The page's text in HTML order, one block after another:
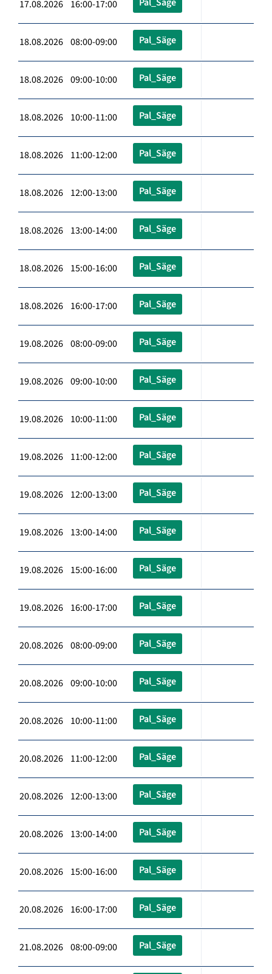
17.08.2026 16:00-17:00
18.08.2026 08:00-09:00 Pal_Säge
18.08.2026 09:00-10:00 Pal_Säge
18.08.2026 10:00-11:00 Pal_Säge
18.08.2026 11:00-12:00 Pal_Säge
18.08.2026 12:00-13:00 Pal_Säge
18.08.2026 13:00-14:00 Pal_Säge
18.08.2026 15:00-16:00 Pal_Säge
18.08.2026 16:00-17:00 Pal_Säge
19.08.2026 08:00-09:00 Pal_Säge
19.08.2026 09:00-10:00 Pal_Säge
19.08.2026 10:00-11:00 Pal_Säge
19.08.2026 11:00-12:00 Pal_Säge
19.08.2026 12:00-13:00 Pal_Säge
19.08.2026 13:00-14:00 Pal_Säge
19.08.2026 15:00-16:00 Pal_Säge
19.08.2026 16:00-17:00 Pal_Säge
20.08.2026 08:00-09:00 Pal_Säge
20.08.2026 09:00-10:00 Pal_Säge
20.08.2026 10:00-11:00 Pal_Säge
20.08.2026 11:00-12:00 Pal_Säge
20.08.2026 12:00-13:00 Pal_Säge
20.08.2026 13:00-14:00 Pal_Säge
20.08.2026 15:00-16:00 Pal_Säge
20.08.2026 16:00-17:00 Pal_Säge
21.08.2026 08:00-09:00 Pal_Säge